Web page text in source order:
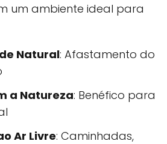
um ambiente ideal para
Natural: Afastamento do
a Natureza: Benéfico para
Ar Livre: Caminhadas,